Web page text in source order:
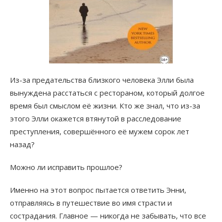
Из-за предательства близкого человека Элли была
вынуждена расстаться с рестораном, который долгое
время был смыслом её жизни. Кто же знал, что из-за
этого Элли окажется втянутой в расследование
преступления, совершённого её мужем сорок лет
назад?
Можно ли исправить прошлое?
Именно на этот вопрос пытается ответить Энни,
отправляясь в путешествие во имя страсти и
сострадания. Главное — никогда не забывать, что все